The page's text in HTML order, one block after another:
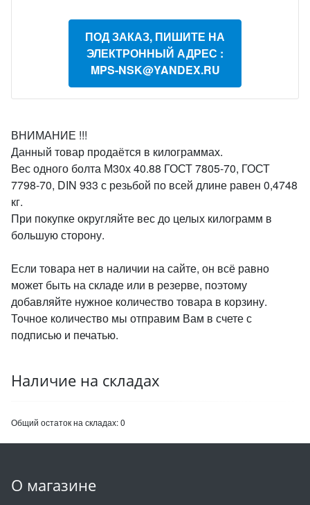
ПОД ЗАКАЗ, ПИШИТЕ НА
ЭЛЕКТРОННЫЙ АДРЕС :
MPS-NSK@YANDEX.RU
ВНИМАНИЕ !!!
Данный товар продаётся в килограммах.
Вес одного болта М30х 40.88 ГОСТ 7805-70, ГОСТ
7798-70, DIN 933 с резьбой по всей длине равен 0,4748
кг.
При покупке округляйте вес до целых килограмм в
большую сторону.
Если товара нет в наличии на сайте, он всё равно
может быть на складе или в резерве, поэтому
добавляйте нужное количество товара в корзину.
Точное количество мы отправим Вам в счете с
подписью и печатью.
Наличие на складах
Общий остаток на складах:0
О магазине